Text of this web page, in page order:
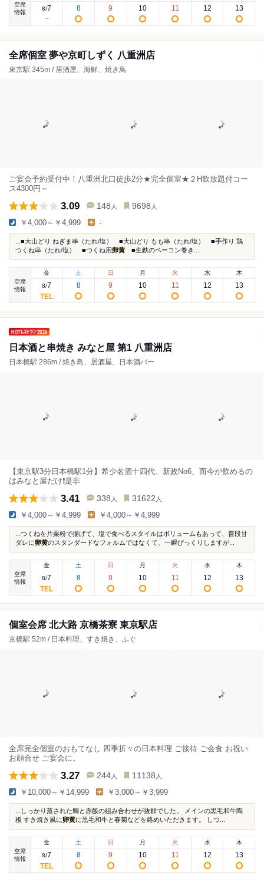
空席
情報
8/7 8 9 10 11 12 13
全席個室 夢や京町しずく 八重洲店
東京駅 345m / 居酒屋、海鮮、焼き鳥
ご宴会予約受付中！八重洲北口徒歩2分★完全個室★２H飲放題付コー
ス4300円～
3.09 148 人 9698 人
￥4,000～￥4,999 -
...■大山どり ねぎま串（たれ/塩） ■大山どり もも串（たれ/塩） ■手作り 鶏
つくね串（たれ/塩） ■つくね用卵黄 ■生麩のベーコン巻き...
空席
情報
金
8/7
土
8
日
9
月
10
火
11
水
12
木
13
日本酒と串焼き みなと屋 第1 八重洲店
日本橋駅 286m / 焼き鳥、居酒屋、日本酒バー
【東京駅3分日本橋駅1分】希少名酒十四代、新政No6、而今が飲めるの
はみなと屋だけ❗️是非
3.41 338 人 31622 人
￥4,000～￥4,999 ￥4,000～￥4,999
...つくねを片栗粉で揚げて、塩で食べるスタイルはボリュームもあって、普段甘
ダレに卵黄のスタンダードなフォルムではなくて、一瞬びっくりしますが...
空席
情報
金
8/7
土
8
日
9
月
10
火
11
水
12
木
13
個室会席 北大路 京橋茶寮 東京駅店
京橋駅 52m / 日本料理、すき焼き、ふぐ
全席完全個室のおもてなし 四季折々の日本料理 ご接待 ご会食 お祝い
お顔合せ ご宴会に。
3.27 244 人 11138 人
￥10,000～￥14,999 ￥3,000～￥3,999
...しっかり蒸された鯛と赤飯の組み合わせが抜群でした。 メインの黒毛和牛陶
板 すき焼き風に卵黄に黒毛和牛と春菊などを絡めいただきます。 しつ...
空席
情報
金
8/7
土
8
日
9
月
10
火
11
水
12
木
13